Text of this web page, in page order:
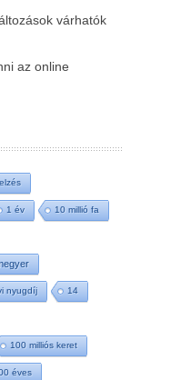
várhatók
az online
1 év 10 millió fa
nyugdíj 14
100 milliós keret
éves